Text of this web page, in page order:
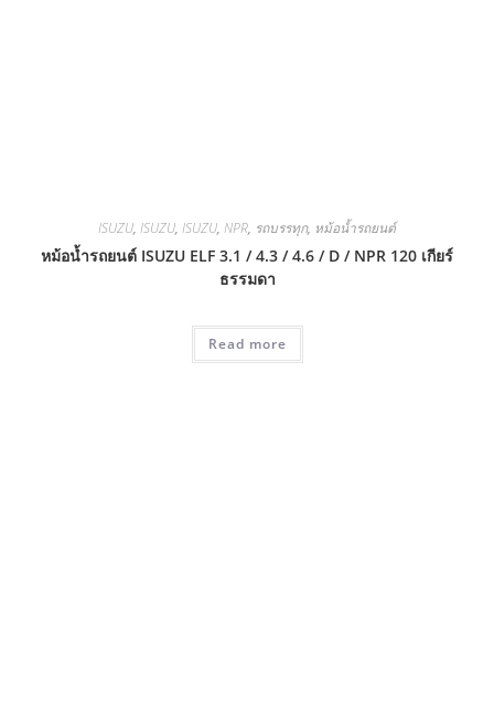
ISUZU, ISUZU, ISUZU, NPR, รถบรรทุก, หม้อน้ำรถยนต์
หม้อน้ำรถยนต์ ISUZU ELF 3.1 / 4.3 / 4.6 / D / NPR 120 เกียร์
ธรรมดา
Read more